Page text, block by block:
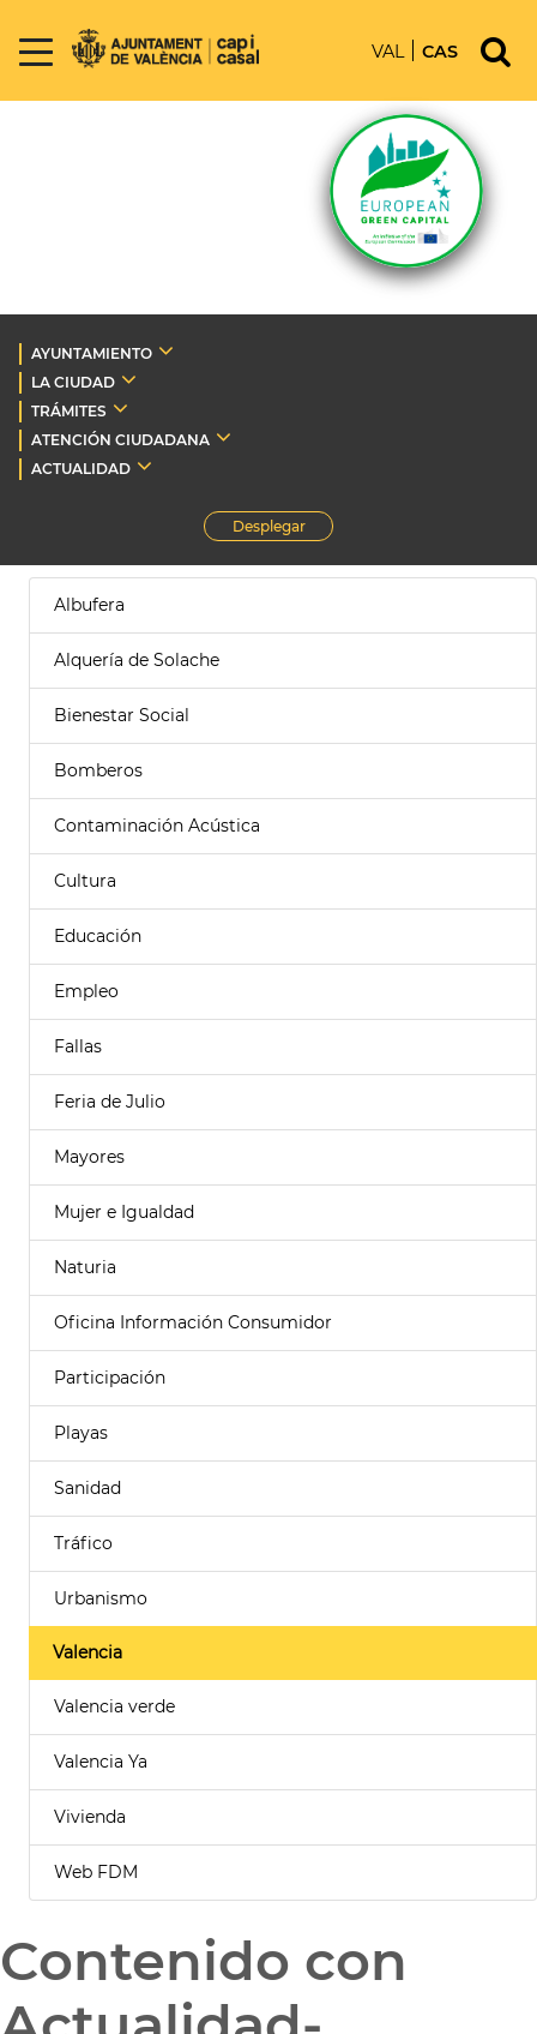
VAL CAS
AYUNTAMIENTO
LA CIUDAD
TRÁMITES
ATENCIÓN CIUDADANA
ACTUALIDAD
Desplegar
Albufera
Alquería de Solache
Bienestar Social
Bomberos
Contaminación Acústica
Cultura
Educación
Empleo
Fallas
Feria de Julio
Mayores
Mujer e Igualdad
Naturia
Oficina Información Consumidor
Participación
Playas
Sanidad
Tráfico
Urbanismo
Valencia
Valencia verde
Valencia Ya
Vivienda
Web FDM
Contenido con